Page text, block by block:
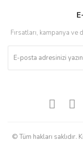
Fırsatları, kampanya
© Tüm hakları saklıdır.